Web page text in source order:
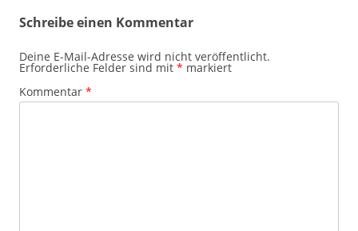
Schreibe einen Kommentar
Deine E-Mail-Adresse wird nicht veröffentlicht.
Erforderliche Felder sind mit * markiert
Kommentar *